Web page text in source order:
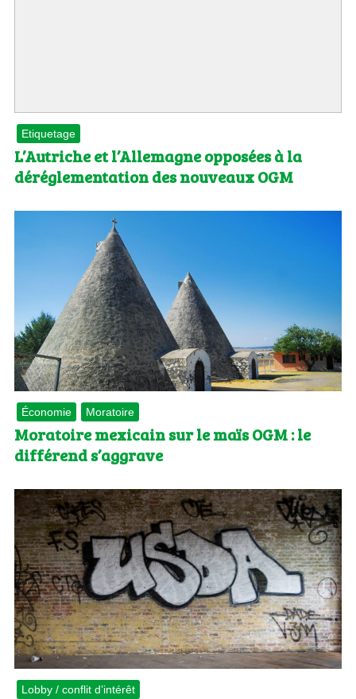
Etiquetage
L’Autriche et l’Allemagne opposées à la
déréglementation des nouveaux OGM
Économie Moratoire
Moratoire mexicain sur le maïs OGM : le
différend s’aggrave
Lobby / conflit d’intérêt